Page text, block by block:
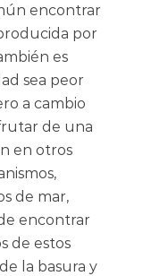
encontrar
por
es
sea peor
a cambio
de una
en otros
de mar,
encontrar
de estos
la basura y